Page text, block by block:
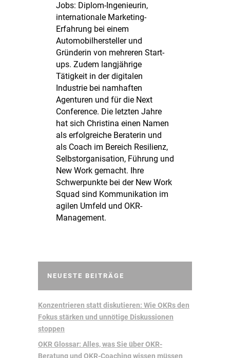
Jobs: Diplom-Ingenieurin,
internationale Marketing-
Erfahrung bei einem
Automobilhersteller und
Gründerin von mehreren Start-
ups. Zudem langjährige
Tätigkeit in der digitalen
Industrie bei namhaften
Agenturen und für die Next
Conference. Die letzten Jahre
hat sich Christina einen Namen
als erfolgreiche Beraterin und
als Coach im Bereich Resilienz,
Selbstorganisation, Führung und
New Work gemacht. Ihre
Schwerpunkte bei der New Work
Squad sind Kommunikation im
agilen Umfeld und OKR-
Management.
NEUESTE BEITRÄGE
Konzentrieren statt diskutieren: Wie OKRs den
Fokus stärken und unnötige Diskussionen
stoppen
OKR Glossar: Alles, was Sie über OKR-
Beratung und OKR-Coaching wissen müssen